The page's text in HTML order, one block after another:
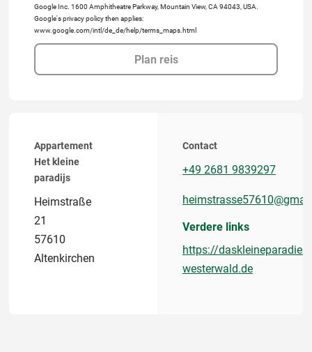
Google Inc. 1600 Amphitheatre Parkway, Mountain View, CA 94043, USA.
Google's privacy policy then applies:
www.google.com/intl/de_de/help/terms_maps.html
Plan reis
Appartement
Het kleine
paradijs
Heimstraße
21
57610
Altenkirchen
Contact
+49 2681 9839297
Verdere links
https://daskleineparadies-
westerwald.de